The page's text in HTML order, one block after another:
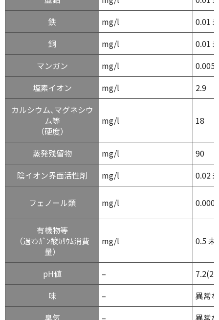
鉄
mg/l
0.01
銅
mg/l
0.01
マンガン
mg/l
0.005
塩素イオン
mg/l
2.9
カルシウム､マグネシウ
ム等
（硬度）
mg/l 18
蒸発残留物 mg/l
90
陰イオン界面活性剤
mg/l 0.02
フェノール類 mg/l
有機物等
（過ﾏﾝｶﾞﾝ酸ｶﾘｳﾑ消費
量）
mg/l 0.5 未
pH値 –
味
–
異常
臭気
–
異常